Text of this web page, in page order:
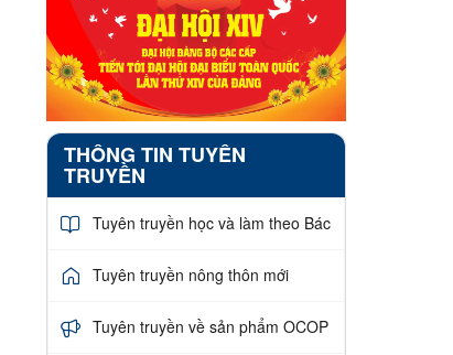
THÔNG TIN TUYÊN
TRUYỀN
Tuyên truyền học và làm theo Bác
Tuyên truyền nông thôn mới
Tuyên truyền về sản phẩm OCOP